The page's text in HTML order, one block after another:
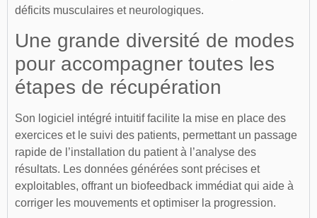
déficits musculaires et neurologiques.
Une grande diversité de modes
pour accompagner toutes les
étapes de récupération
Son logiciel intégré intuitif facilite la mise en place des
exercices et le suivi des patients, permettant un passage
rapide de l’installation du patient à l’analyse des
résultats. Les données générées sont précises et
exploitables, offrant un biofeedback immédiat qui aide à
corriger les mouvements et optimiser la progression.